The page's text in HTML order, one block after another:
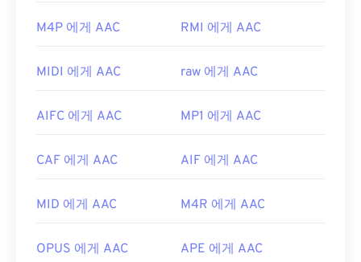
션입니다.
있습니다. 하지만 변환 과정에서 화질이 저하될 수 있
HandBrake는WMV 파일을 변환하는 무료 오픈 소스
도구입니다.
개발자: Microsoft
유용한 링크:
용하여 AAC 파일을 여세요. 또는iTunes에서도 기본
적으로 AAC 파일이 열립니다. 하지만 AAC 파일은 어
에서도 열립니다.
사용되므로Nintendo 3DS ,Playstation 4
ISO/IEC MPEG 오디오 위원회
최초 출시:1997년
M4P 에게 AAC RMI 에게 AAC
MIDI 에게 AAC raw 에게 AAC
AIFC 에게 AAC MP1 에게 AAC
CAF 에게 AAC AIF 에게 AAC
MID 에게 AAC M4R 에게 AAC
OPUS 에게 AAC APE 에게 AAC